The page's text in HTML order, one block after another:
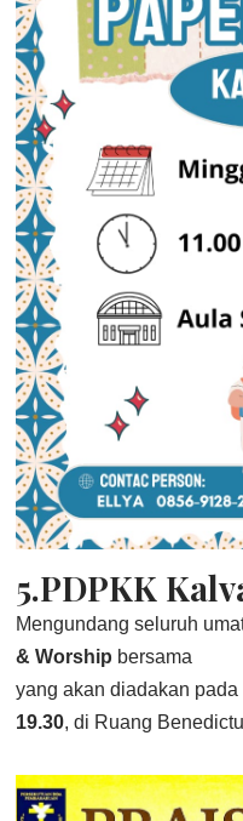
5.PDPKK
Mengundang seluruh
& Worship bersama
yang akan diadakan pada
19.30, di Ruang